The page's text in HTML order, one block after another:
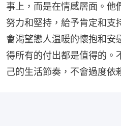
事上，而是在情感層面。他
努力和堅持，給予肯定和支
會渴望戀人温暖的懷抱和安
得所有的付出都是值得的。
己的生活節奏，不會過度依